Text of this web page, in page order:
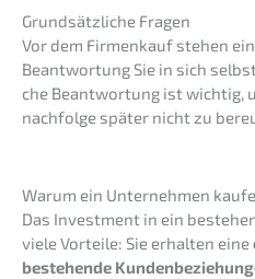
Grund­sätz­li­che Fragen
Vor dem Firmen­kauf stehen
Beant­wor­tung Sie in sich
che Beant­wor­tung ist wichtig,
nachfolge später nicht zu
Warum ein Unter­neh­men
Das Invest­ment in ein
viele Vortei­le: Sie erhal­ten eine
bestehen­de